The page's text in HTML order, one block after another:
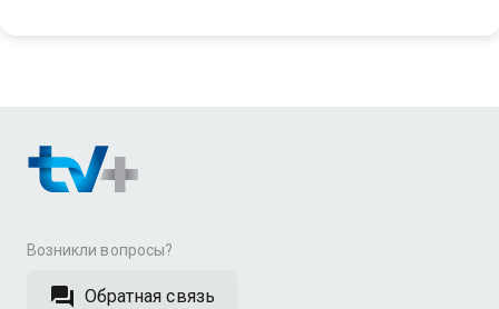
Возникли вопросы?
Обратная связь